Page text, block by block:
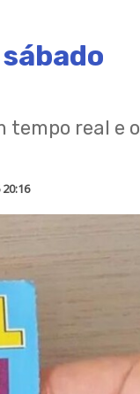
tempo real e o